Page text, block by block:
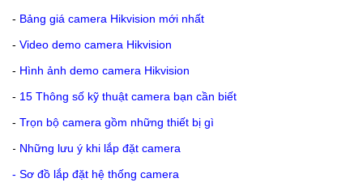
- Bảng giá camera Hikvision mới nhất
- Video demo camera Hikvision
- Hình ảnh demo camera Hikvision
- 15 Thông số kỹ thuật camera bạn cần biết
- Trọn bộ camera gồm những thiết bị gì
- Những lưu ý khi lắp đặt camera
- Sơ đồ lắp đặt hệ thống camera